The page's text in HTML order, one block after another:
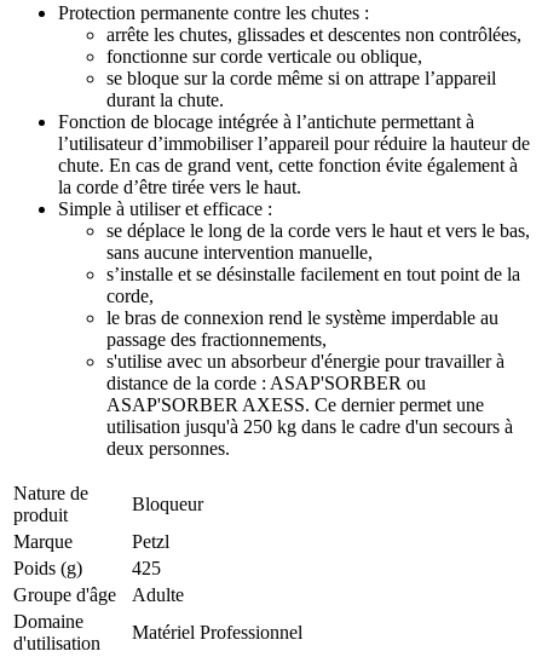
Protection permanente contre les chutes :
arrête les chutes, glissades et descentes non contrôlées,
fonctionne sur corde verticale ou oblique,
se bloque sur la corde même si on attrape l’appareil
durant la chute.
Fonction de blocage intégrée à l’antichute permettant à
l’utilisateur d’immobiliser l’appareil pour réduire la hauteur de
chute. En cas de grand vent, cette fonction évite également à
la corde d’être tirée vers le haut.
Simple à utiliser et efficace :
se déplace le long de la corde vers le haut et vers le bas,
sans aucune intervention manuelle,
s’installe et se désinstalle facilement en tout point de la
corde,
le bras de connexion rend le système imperdable au
passage des fractionnements,
s'utilise avec un absorbeur d'énergie pour travailler à
distance de la corde : ASAP'SORBER ou
ASAP'SORBER AXESS. Ce dernier permet une
utilisation jusqu'à 250 kg dans le cadre d'un secours à
deux personnes.
Nature de
produit
Bloqueur
Marque
Petzl
Poids (g)
425
Groupe d'âge
Adulte
Domaine
d'utilisation
Matériel Professionnel